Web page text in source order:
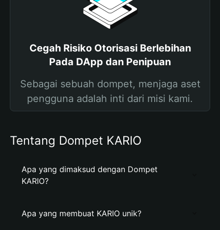
Cegah Risiko Otorisasi Berlebihan
Pada DApp dan Penipuan
Sebagai sebuah dompet, menjaga aset
pengguna adalah inti dari misi kami.
Tentang Dompet KARIO
Apa yang dimaksud dengan Dompet
KARIO?
Apa yang membuat KARIO unik?